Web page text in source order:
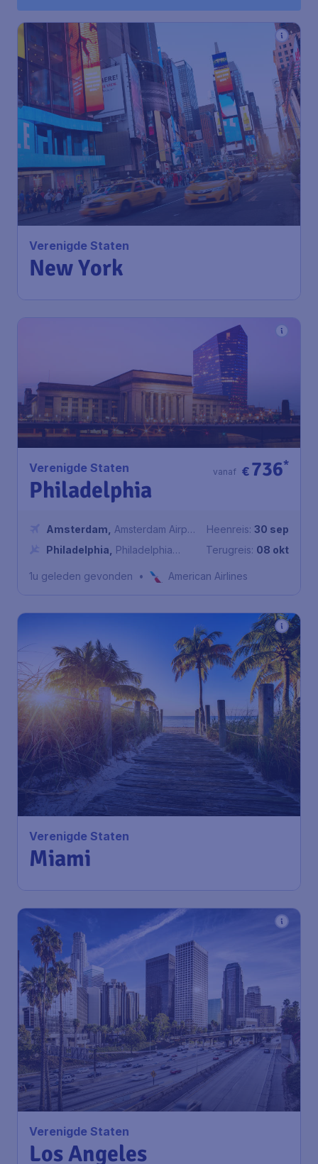
Verenigde Staten
New York
Verenigde Staten
Philadelphia
€736*
vanaf
Amsterdam
Amsterdam Airport
Schiphol
Philadelphia
Philadelphia
Heenreis: 30 sep
Terugreis: 08 okt
1u geleden gevonden • American Airlines
Verenigde Staten
Miami
€794*
vanaf
Airport Schiphol
Miami
Luchthaven Miami
Verenigde Staten
Los Angeles
€683
vanaf
Airport Schiphol
Los Angeles
luchthaven van Los Angeles